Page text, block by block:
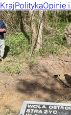
KrajPolitykaOpinie